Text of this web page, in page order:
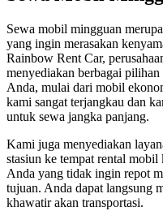
Sewa mobil mingguan
yang ingin merasakan
Rainbow Rent Car,
menyediakan berbagai
Anda, mulai dari mobil
kami sangat terjangkau dan
untuk sewa jangka panjang.
Kami juga menyediakan
stasiun ke tempat rental
Anda yang tidak ingin repot
tujuan. Anda dapat langsung
khawatir akan transportasi.